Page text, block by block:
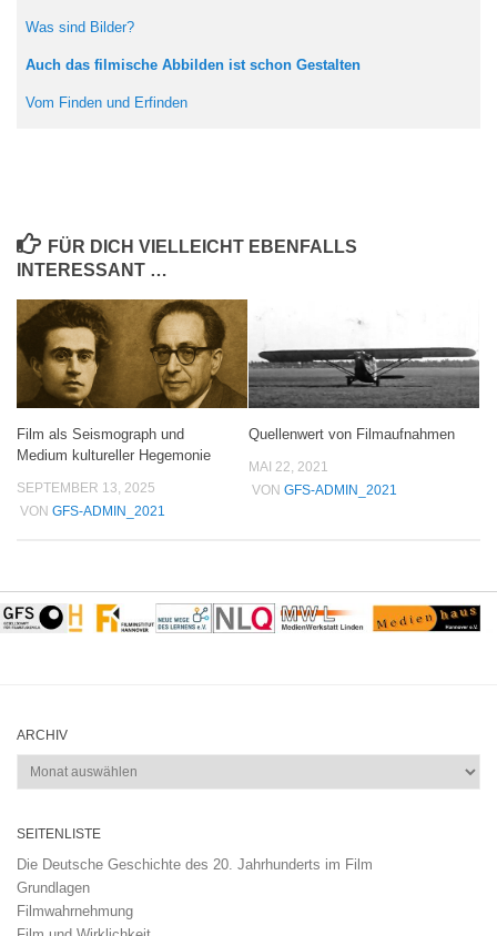
Was sind Bilder?
Auch das filmische Abbilden ist schon Gestalten
Vom Finden und Erfinden
FÜR DICH VIELLEICHT EBENFALLS
INTERESSANT …
Film als Seismograph und
Medium kultureller Hegemonie
SEPTEMBER 13, 2025
VON GFS-ADMIN_2021
Quellenwert von Filmaufnahmen
MAI 22, 2021
VON GFS-ADMIN_2021
ARCHIV
Archiv
SEITENLISTE
Die Deutsche Geschichte des 20. Jahrhunderts im Film
Grundlagen
Filmwahrnehmung